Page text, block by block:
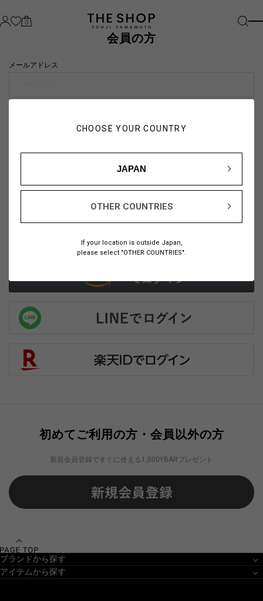
CHOOSE YOUR COUNTRY
JAPAN
OTHER COUNTRIES
If your location is outside Japan,
please select "OTHER COUNTRIES".
0
会員の方
メールアドレス
こちら
または
初めてご利用の方・会員以外の方
新規会員登録ですぐに使える1,000YBARプレゼント
ブランドから探す
アイテムから探す